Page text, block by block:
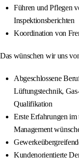
Führen und Pflegen
Inspektionsberichten
Koordination von
Das wünschen wir uns
Abgeschlossene
Lüftungstechnik,
Qualifikation
Erste Erfahrungen im
Management
Kundenorientierte